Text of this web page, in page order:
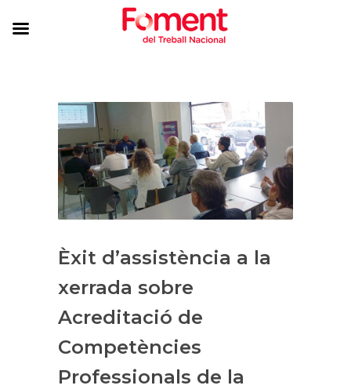
Èxit d’assistència a la
xerrada sobre
Acreditació de
Competències
Professionals de la